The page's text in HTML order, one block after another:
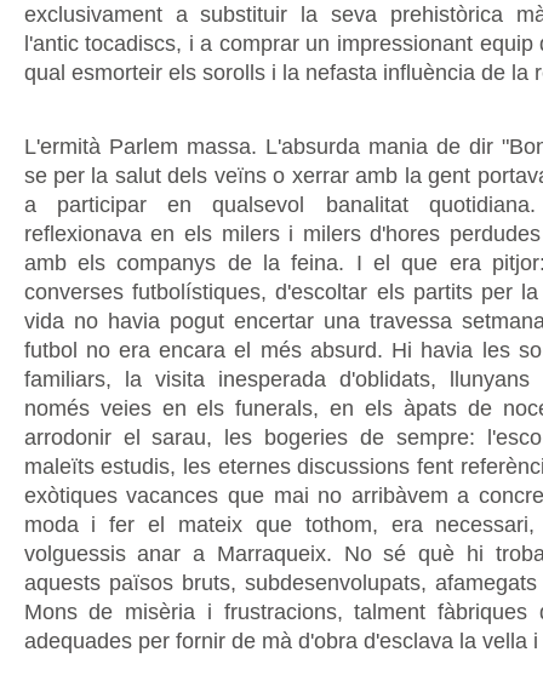
exclusivament a substituir la seva prehistòrica
l'antic tocadiscs, i a comprar un impressionant equip
qual esmorteir els sorolls i la nefasta influència de la
L'ermità Parlem massa. L'absurda mania de dir
se per la salut dels veïns o xerrar amb la gent
a participar en qualsevol banalitat
reflexionava en els milers i milers d'hores
amb els companys de la feina. I el que era
converses futbolístiques, d'escoltar els partits per
vida no havia pogut encertar una travessa
futbol no era encara el més absurd. Hi havia les
familiars, la visita inesperada d'oblidats,
només veies en els funerals, en els àpats de
arrodonir el sarau, les bogeries de sempre:
maleïts estudis, les eternes discussions fent
exòtiques vacances que mai no arribàvem a
moda i fer el mateix que tothom, era
volguessis anar a Marraqueix. No sé què hi
aquests països bruts, subdesenvolupats,
Mons de misèria i frustracions, talment
adequades per fornir de mà d'obra d'esclava la vella